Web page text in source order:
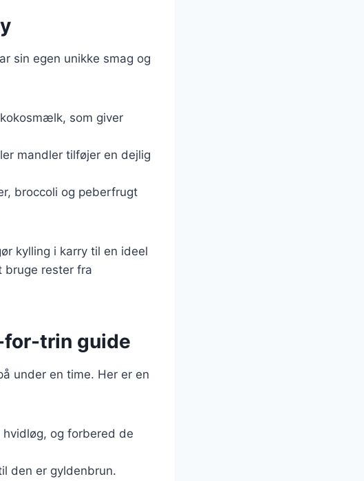
sin egen unikke smag og
som giver
mandler tilføjer en dejlig
broccoli og peberfrugt
kylling i karry til en ideel
bruge rester fra
for-trin guide
under en time. Her er en
og forbered de
den er gyldenbrun.